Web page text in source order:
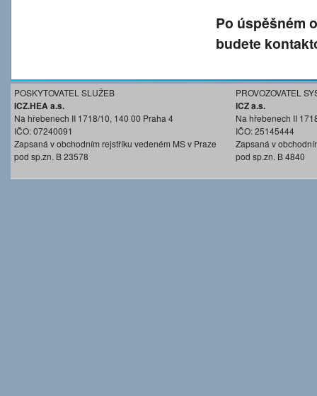
Po úspěšném
budete
POSKYTOVATEL SLUŽEB
ICZ.HEA a.s.
Na hřebenech II 1718/10, 140 00 Praha 4
IČO: 07240091
Zapsaná v obchodním rejstříku vedeném MS v Praze
pod sp.zn. B 23578
PROVOZOVATEL
ICZ a.s.
Na hřebenech II
IČO: 25145444
Zapsaná v
pod sp.zn. B 4840